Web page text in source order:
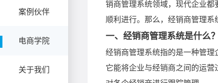
案例伙伴
电商学院
关于我们